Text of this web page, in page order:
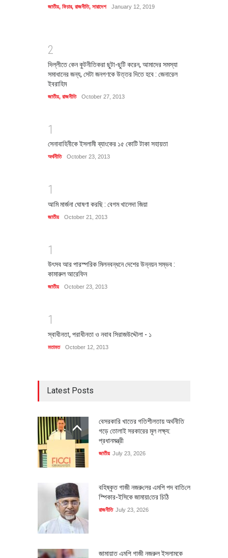
জাতীয়, ফিচার, রাজনীতি, সারাদেশ January 12, 2019
2
দিল্লীতে কেন কুটনীতিকরা ছুটা-ছুটি করেন, আমাদের সমস্যা
সমাধানের জন্য, সেটা জনগণকে উত্তর দিতে হবে : জেনারেল
ইবরাহিম
জাতীয়, রাজনীতি October 27, 2013
1
সেনাবাহিনীকে ইসলামী ব্যাংকের ১৫ কোটি টাকা সহায়তা
অর্থনীতি October 23, 2013
1
আমি মার্জনা ঘোষণা করছি : বেগম খালেদা জিয়া
জাতীয় October 21, 2013
1
উৎসব আর পারস্পরিক মিলনবন্ধনে দেশের উন্নয়ন সম্ভব :
কামারুল আরেফিন
জাতীয় October 23, 2013
1
স্বাধীনতা, পরাধীনতা ও নবাব সিরাজউদ্দৌলা - ১
মতামত October 12, 2013
Latest Posts
বেসরকারি খাতের গতিশীলতায় অর্থনীতি
গড়ে তোলাই সরকারের মূল লক্ষ্য:
প্রধানমন্ত্রী
জাতীয় July 23, 2026
বহিষ্কৃত গাজী নজরু‌লের এম‌পি পদ বা‌তি‌লে
স্পিকার-ইসিকে জামায়া‌তের চি‌ঠি
রাজনীতি July 23, 2026
জামায়াত এমপি গাজী নজরুল ইসলামকে